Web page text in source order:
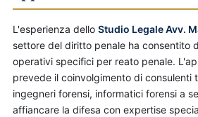
L'esperienza dello Studio Legale Avv.
settore del diritto penale ha consentito
operativi specifici per reato penale.
prevede il coinvolgimento di consulenti
ingegneri forensi, informatici forensi a
affiancare la difesa con expertise